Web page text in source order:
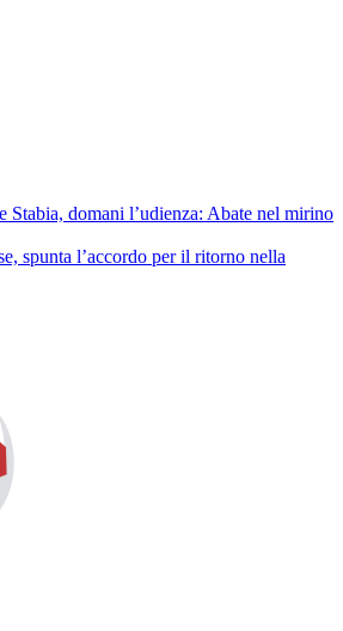
Stabia, domani l’udienza: Abate nel mirino
spunta l’accordo per il ritorno nella